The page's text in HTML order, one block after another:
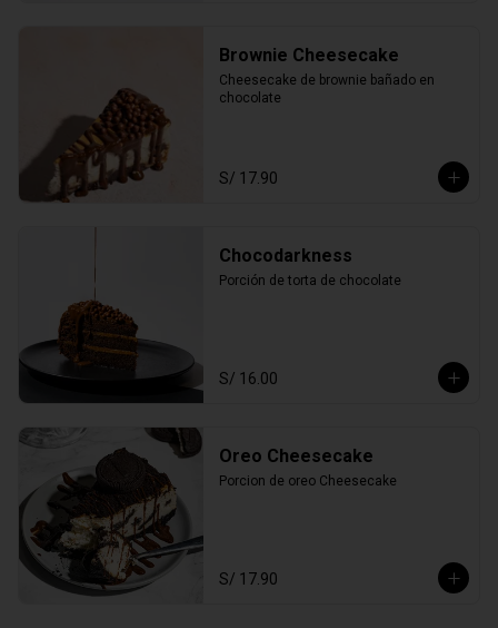
Brownie Cheesecake
Cheesecake de brownie bañado en
chocolate
S/ 17.90
Chocodarkness
Porción de torta de chocolate
S/ 16.00
Oreo Cheesecake
Porcion de oreo Cheesecake
S/ 17.90